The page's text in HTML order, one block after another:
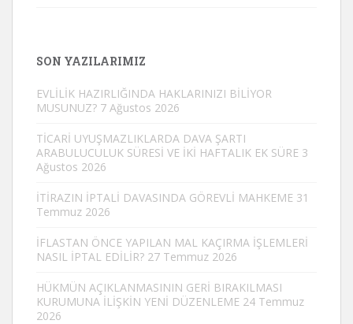
SON YAZILARIMIZ
EVLİLİK HAZIRLIĞINDA HAKLARINIZI BİLİYOR
MUSUNUZ? 7 Ağustos 2026
TİCARİ UYUŞMAZLIKLARDA DAVA ŞARTI
ARABULUCULUK SÜRESİ VE İKİ HAFTALIK EK SÜRE 3
Ağustos 2026
İTİRAZIN İPTALİ DAVASINDA GÖREVLİ MAHKEME 31
Temmuz 2026
İFLASTAN ÖNCE YAPILAN MAL KAÇIRMA İŞLEMLERİ
NASIL İPTAL EDİLİR? 27 Temmuz 2026
HÜKMÜN AÇIKLANMASININ GERİ BIRAKILMASI
KURUMUNA İLİŞKİN YENİ DÜZENLEME 24 Temmuz
2026